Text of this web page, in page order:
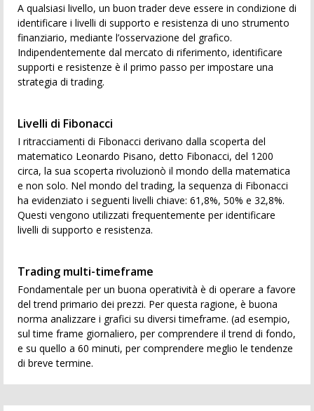
A qualsiasi livello, un buon trader deve essere in condizione di
identificare i livelli di supporto e resistenza di uno strumento
finanziario, mediante l’osservazione del grafico.
Indipendentemente dal mercato di riferimento, identificare
supporti e resistenze è il primo passo per impostare una
strategia di trading.
Livelli di Fibonacci
I ritracciamenti di Fibonacci derivano dalla scoperta del
matematico Leonardo Pisano, detto Fibonacci, del 1200
circa, la sua scoperta rivoluzionò il mondo della matematica
e non solo. Nel mondo del trading, la sequenza di Fibonacci
ha evidenziato i seguenti livelli chiave: 61,8%, 50% e 32,8%.
Questi vengono utilizzati frequentemente per identificare
livelli di supporto e resistenza.
Trading multi-timeframe
Fondamentale per un buona operatività è di operare a favore
del trend primario dei prezzi. Per questa ragione, è buona
norma analizzare i grafici su diversi timeframe. (ad esempio,
sul time frame giornaliero, per comprendere il trend di fondo,
e su quello a 60 minuti, per comprendere meglio le tendenze
di breve termine.